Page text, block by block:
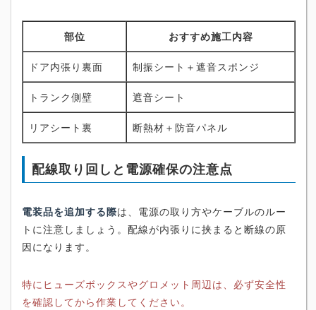
部位 おすすめ施工内容
ドア内張り裏面 制振シート＋遮音スポンジ
トランク側壁 遮音シート
リアシート裏 断熱材＋防音パネル
配線取り回しと電源確保の注意点
電装品を追加する際は、電源の取り方やケーブルのルー
トに注意しましょう。配線が内張りに挟まると断線の原
因になります。
特にヒューズボックスやグロメット周辺は、必ず安全性
を確認してから作業してください。